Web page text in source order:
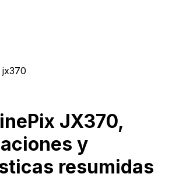
JX370,
y
resumidas